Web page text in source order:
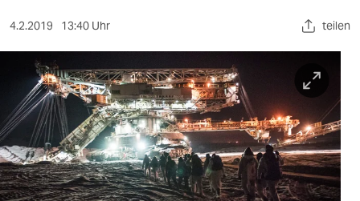
sport
berlin
nord
wahrheit
verlag
4.2.2019 13:40 Uhr teilen